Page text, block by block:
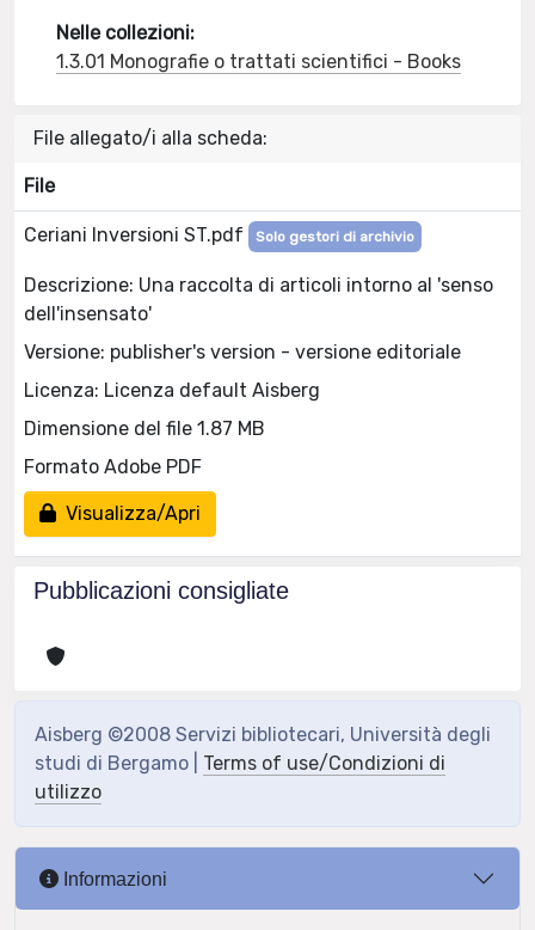
Nelle collezioni:
1.3.01 Monografie o trattati scientifici - Books
File allegato/i alla scheda:
File
Ceriani Inversioni ST.pdf Solo gestori di archivio
Descrizione: Una raccolta di articoli intorno al 'senso
dell'insensato'
Versione: publisher's version - versione editoriale
Licenza: Licenza default Aisberg
Dimensione del file 1.87 MB
Formato Adobe PDF
Visualizza/Apri
Pubblicazioni consigliate
Aisberg ©2008 Servizi bibliotecari, Università degli
studi di Bergamo | Terms of use/Condizioni di
utilizzo
Informazioni